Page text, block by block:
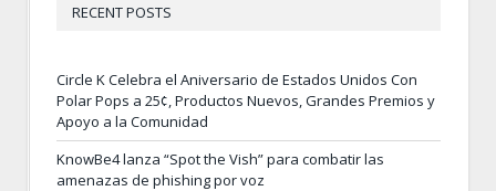
RECENT POSTS
Circle K Celebra el Aniversario de Estados Unidos Con
Polar Pops a 25¢, Productos Nuevos, Grandes Premios y
Apoyo a la Comunidad
KnowBe4 lanza “Spot the Vish” para combatir las
amenazas de phishing por voz